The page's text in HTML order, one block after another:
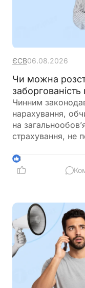
ЄСВ06.08.2026
Чи можна
Чинним
нарахування,
на
страхування, не
внеску
3